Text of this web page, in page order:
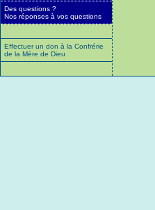
Des questions ?
Nos réponses à vos questions
Effectuer un don à la Confrérie
de la Mère de Dieu